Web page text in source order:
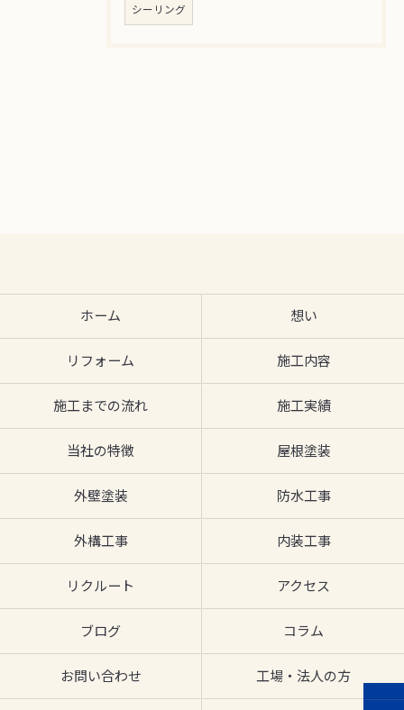
シーリング
ホーム 想い
リフォーム 施工内容
施工までの流れ 施工実績
当社の特徴 屋根塗装
外壁塗装 防水工事
外構工事 内装工事
リクルート アクセス
ブログ コラム
お問い合わせ 工場・法人の方